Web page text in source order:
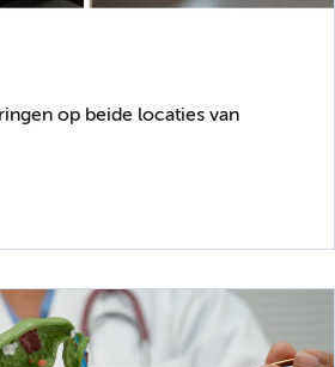
op beide locaties van